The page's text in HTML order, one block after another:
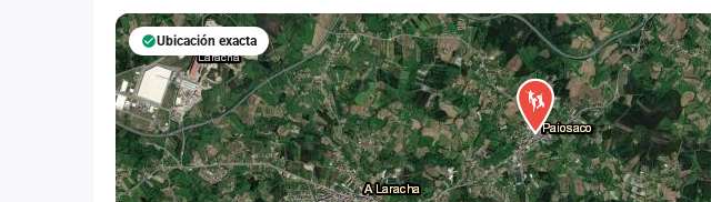
Ubicación exacta